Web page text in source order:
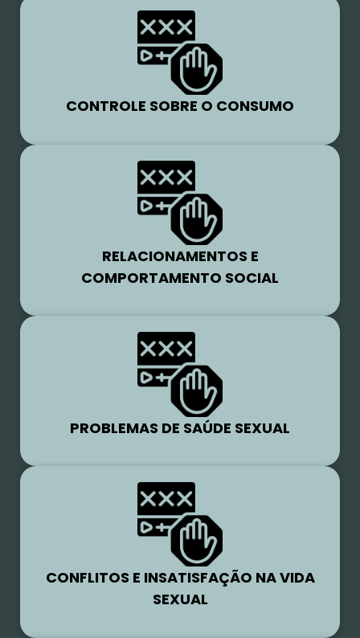
CONTROLE SOBRE O CONSUMO
RELACIONAMENTOS E
COMPORTAMENTO SOCIAL
PROBLEMAS DE SAÚDE SEXUAL
CONFLITOS E INSATISFAÇÃO NA VIDA
SEXUAL